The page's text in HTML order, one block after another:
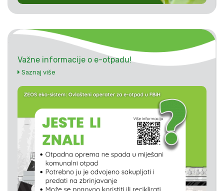
Važne informacije o e-otpadu!
Saznaj više